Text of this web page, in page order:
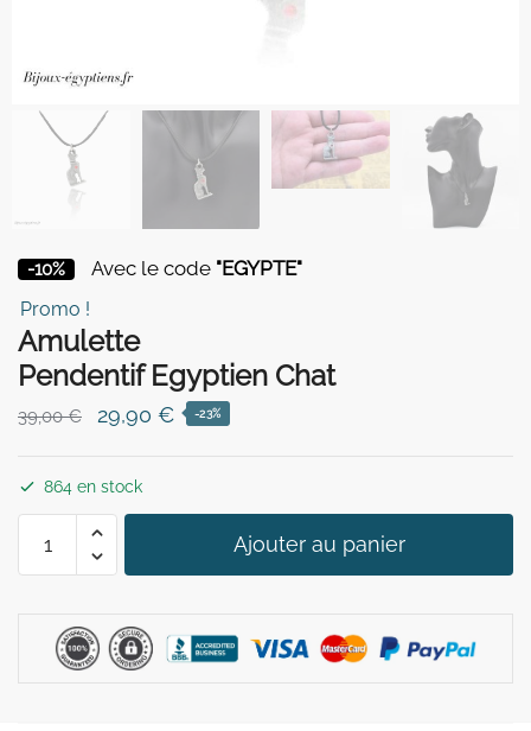
-10% Avec le code "EGYPTE"
Promo !
Amulette
Pendentif Egyptien Chat
39,00€
Le
initial
était :
39,00 €.
29,90 €Le
est :
29,90 €.
-23%
864 en stock
Egyptien
Ajouter au panier